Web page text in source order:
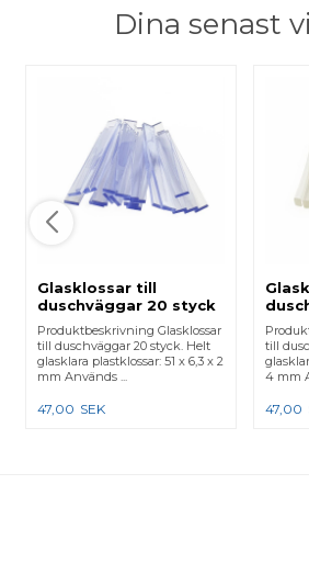
Dina senast
Glasklossar till
duschväggar 20 styck
- 51 x 6,3 x 2 mm
Produktbeskrivning Glasklossar
till duschväggar 20 styck. Helt
glasklara plastklossar: 51 x 6,3 x 2
mm Används ...
47,00 SEK
- 51
till
4 mm
47,00